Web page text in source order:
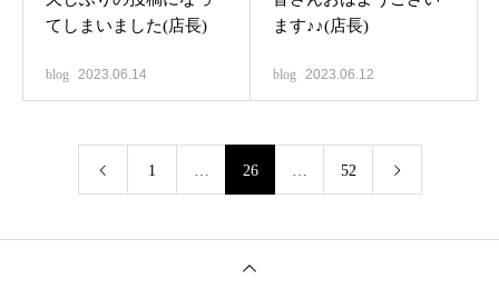
てしまいました(店長)
blog 2023.06.14
ます♪♪(店長)
blog 2023.06.12
1 … 26 … 52